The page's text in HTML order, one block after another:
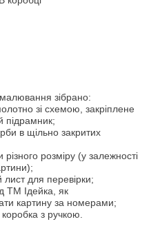
зібрано:
зі схемою, закріплене
підрамник;
в щільно закритих
розміру (у залежності
лист для перевірки;
ТМ Ідейка, як
картину за номерами;
з ручкою.